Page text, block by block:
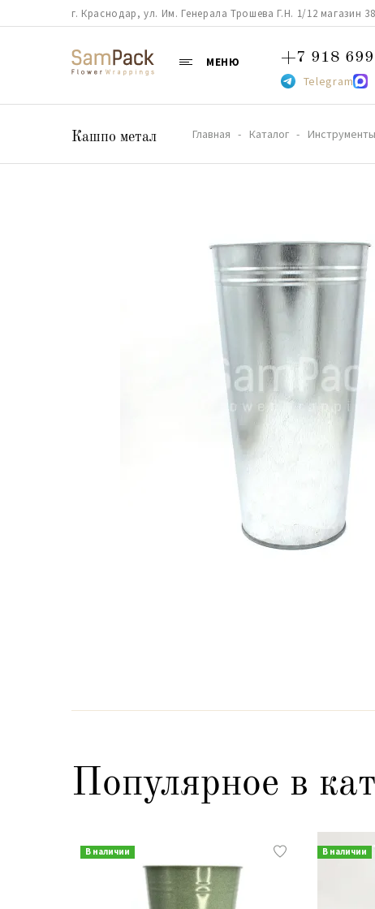
г. Краснодар, ул. Им. Генерала Трошева Г.Н. 1/12 магазин
МЕНЮ +7 918
Telegram
Кашпо метал Главная Каталог
Популярное в
В наличии В наличии